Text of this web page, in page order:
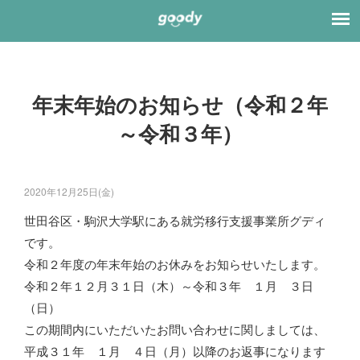
年末年始のお知らせ（令和２年
～令和３年）
2020年12月25日(金)
世田谷区・駒沢大学駅にある就労移行支援事業所グディ
です。
令和２年度の年末年始のお休みをお知らせいたします。
令和２年１２月３１日（木）～令和３年 １月 ３日
（日）
この期間内にいただいたお問い合わせに関しましては、
平成３１年 １月 ４日（月）以降のお返事になります